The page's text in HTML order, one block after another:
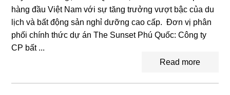
hàng đầu Việt Nam với sự tăng trưởng vượt bậc của du
lịch và bất động sản nghỉ dưỡng cao cấp. Đơn vị phân
phối chính thức dự án The Sunset Phú Quốc: Công ty
CP bất ...
Read more